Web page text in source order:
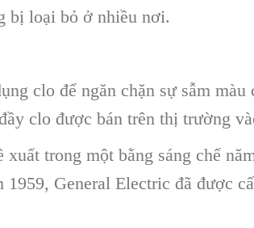
bị loại bỏ ở nhiều nơi.
clo để ngăn chặn sự sẫm
clo được bán trên thị trường
trong một bằng sáng chế
General Electric đã được